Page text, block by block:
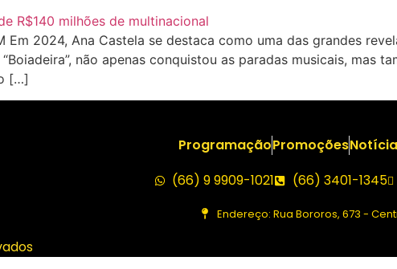
Em 2024, Ana Castela se destaca como uma das grandes
não apenas conquistou as paradas musicais,
[…]
ProgramaçãoPromoções
(66) 9 9909-1021
(66) 3401-1345
Endereço: Rua Bororos, 673 -